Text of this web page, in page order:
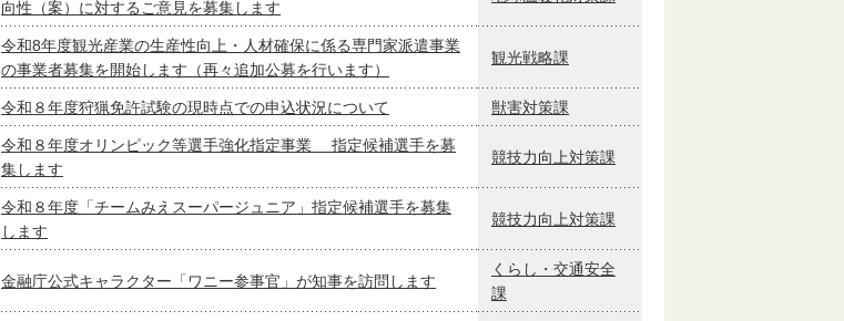
向性（案）に対するご意見を募集します
令和8年度観光産業の生産性向上・人材確保に係る専門家派遣事業
の事業者募集を開始します（再々追加公募を行います）
観光戦略課
令和８年度狩猟免許試験の現時点での申込状況について 獣害対策課
令和８年度オリンピック等選手強化指定事業 指定候補選手を募
集します
競技力向上対策課
令和８年度「チームみえスーパージュニア」指定候補選手を募集
します
競技力向上対策課
金融庁公式キャラクター「ワニー参事官」が知事を訪問します
くらし・交通安全
課